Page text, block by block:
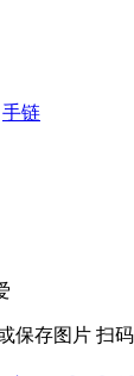
手链
保存图片 扫